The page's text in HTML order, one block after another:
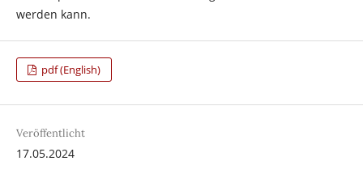
werden kann.
pdf (English)
Veröffentlicht
17.05.2024